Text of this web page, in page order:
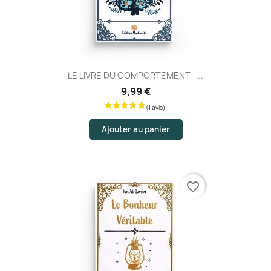
LE LIVRE DU COMPORTEMENT -...
9,99 €
Ajouter au panier
favorite_border